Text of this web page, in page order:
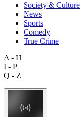
Society & Culture
News
Sports
Comedy
True Crime
A - H
I - P
Q - Z